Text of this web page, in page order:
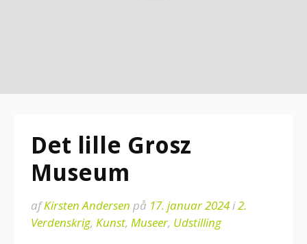
Det lille Grosz
Museum
afKirsten Andersen på 17. januar 2024i2.
Verdenskrig, Kunst, Museer, Udstilling